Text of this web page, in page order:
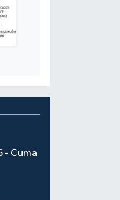
- Cuma